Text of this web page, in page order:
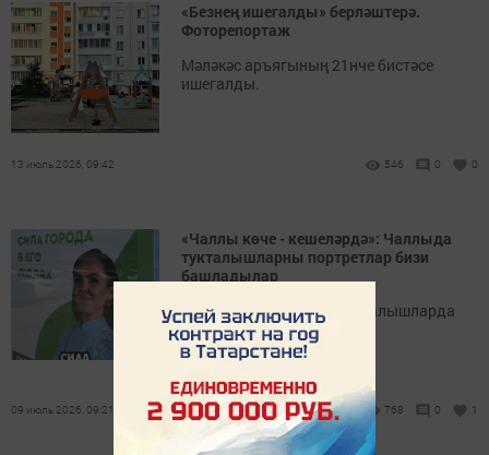
«Безнең ишегалды» берләштерә.
Фоторепортаж
Мәләкәс аръягының 21нче бистәсе
ишегалды.
13 июль 2026, 09:42 546 0 0
«Чаллы көче - кешеләрдә»: Чаллыда
тукталышларны портретлар бизи
башладылар
Беренче 16 плакатны тукталышларда
күреп була.
09 июль 2026, 09:21 768 0 1